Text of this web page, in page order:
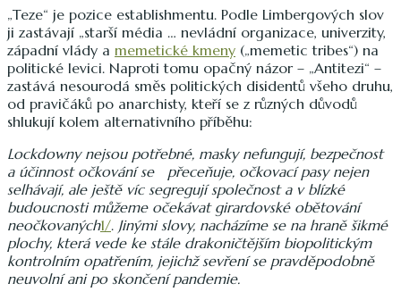
„Teze“ je pozice establishmentu. Podle Limbergových slov
ji zastávají „starší média … nevládní organizace, univerzity,
západní vlády a memetické kmeny („memetic tribes“) na
politické levici. Naproti tomu opačný názor – „Antitezi“ –
zastává nesourodá směs politických disidentů všeho druhu,
od pravičáků po anarchisty, kteří se z různých důvodů
shlukují kolem alternativního příběhu:
Lockdowny nejsou potřebné, masky nefungují, bezpečnost
a účinnost očkování se přeceňuje, očkovací pasy nejen
selhávají, ale ještě víc segregují společnost a v blízké
budoucnosti můžeme očekávat girardovské obětování
neočkovaných1/. Jinými slovy, nacházíme se na hraně šikmé
plochy, která vede ke stále drakoničtějším biopolitickým
kontrolním opatřením, jejichž sevření se pravděpodobně
neuvolní ani po skončení pandemie.